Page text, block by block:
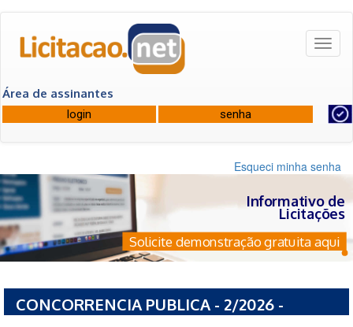
Área de assinantes
Esqueci minha senha
Informativo de
Licitações
Solicite demonstração gratuita aqui
CONCORRENCIA PUBLICA - 2/2026 -